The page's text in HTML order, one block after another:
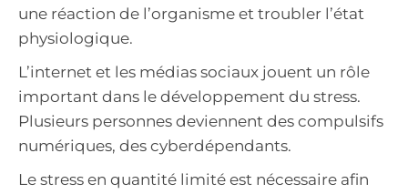
une réaction de l’organisme et troubler l’état
physiologique.
L’internet et les médias sociaux jouent un rôle
important dans le développement du stress.
Plusieurs personnes deviennent des compulsifs
numériques, des cyberdépendants.
Le stress en quantité limité est nécessaire afin